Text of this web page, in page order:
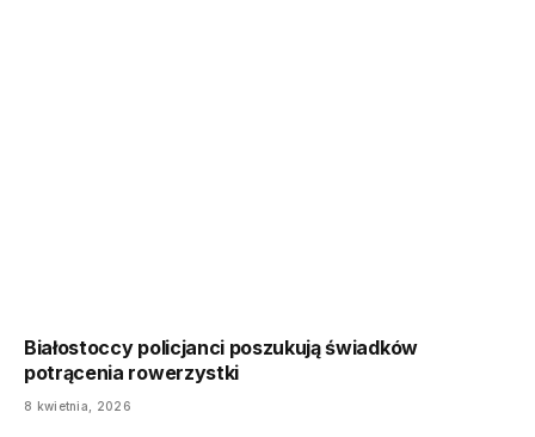
Białostoccy policjanci poszukują świadków
potrącenia rowerzystki
8 kwietnia, 2026